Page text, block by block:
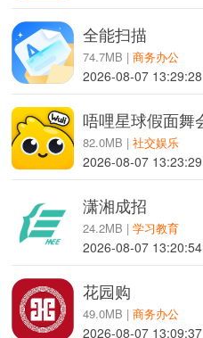
全能扫描
74.7MB |商务办公
2026-08-07 13:29:28
82.0MB |社交娱乐
2026-08-07 13:23:29
潇湘成招
24.2MB |学习教育
2026-08-07 13:20:54
花园购
49.0MB |商务办公
2026-08-07 13:09:37